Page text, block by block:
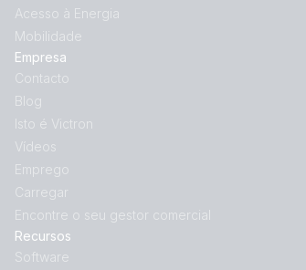
Acesso à Energia
Mobilidade
Empresa
Contacto
Blog
Isto é Victron
Vídeos
Emprego
Carregar
Encontre o seu gestor comercial
Recursos
Software